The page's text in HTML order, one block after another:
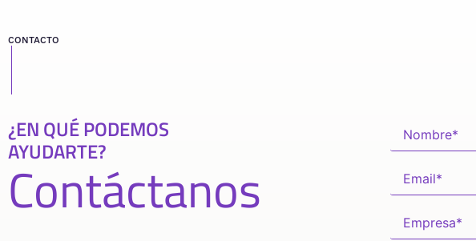
CONTACTO
¿EN QUÉ PODEMOS
AYUDARTE?
Contáctanos